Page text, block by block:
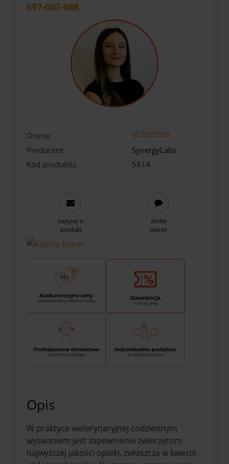
697-007-088
Ocena:
Producent:
SynergyLabs
Kod produktu:
5814
zapytaj o
produkt
dodaj
opinię
Opis
W praktyce weterynaryjnej codziennym
wyzwaniem jest zapewnienie zwierzętom
najwyższej jakości opieki, zwłaszcza w kwestii